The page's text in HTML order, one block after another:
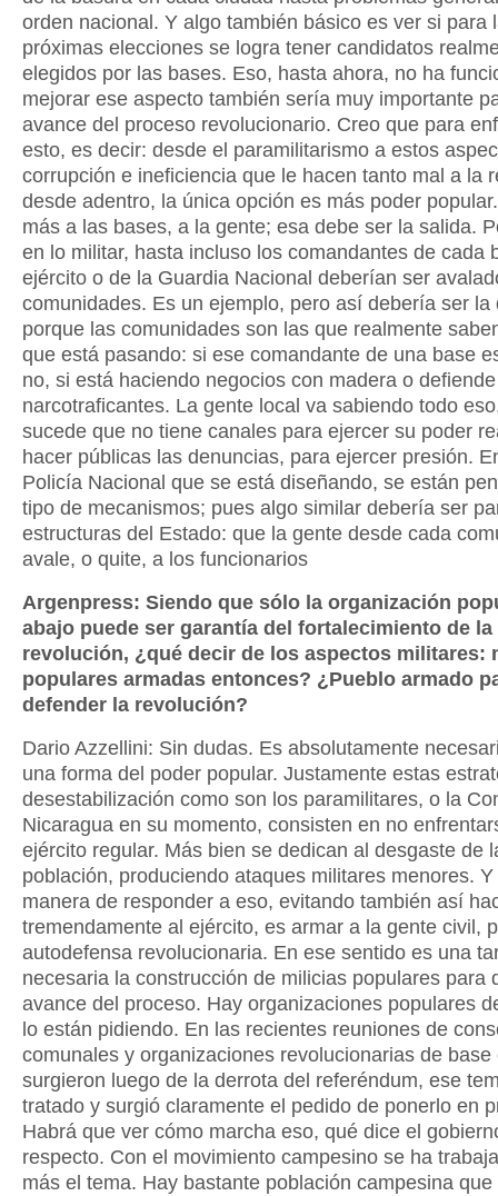
orden nacional. Y algo también básico es ver si para
próximas elecciones se logra tener candidatos
elegidos por las bases. Eso, hasta ahora, no ha
mejorar ese aspecto también sería muy importante
avance del proceso revolucionario. Creo que para
esto, es decir: desde el paramilitarismo a estos
corrupción e ineficiencia que le hacen tanto mal a la
desde adentro, la única opción es más poder
más a las bases, a la gente; esa debe ser la salida.
en lo militar, hasta incluso los comandantes de cada
ejército o de la Guardia Nacional deberían ser
comunidades. Es un ejemplo, pero así debería ser la
porque las comunidades son las que realmente
que está pasando: si ese comandante de una base
no, si está haciendo negocios con madera o
narcotraficantes. La gente local va sabiendo todo
sucede que no tiene canales para ejercer su poder
hacer públicas las denuncias, para ejercer presión.
Policía Nacional que se está diseñando, se están
tipo de mecanismos; pues algo similar debería ser
estructuras del Estado: que la gente desde cada
avale, o quite, a los funcionarios
Argenpress: Siendo que sólo la organización
abajo puede ser garantía del fortalecimiento de la
revolución, ¿qué decir de los aspectos militares:
populares armadas entonces? ¿Pueblo armado
defender la revolución?
Dario Azzellini: Sin dudas. Es absolutamente
una forma del poder popular. Justamente estas
desestabilización como son los paramilitares, o la
Nicaragua en su momento, consisten en no
ejército regular. Más bien se dedican al desgaste de
población, produciendo ataques militares menores.
manera de responder a eso, evitando también así
tremendamente al ejército, es armar a la gente civil,
autodefensa revolucionaria. En ese sentido es una
necesaria la construcción de milicias populares para
avance del proceso. Hay organizaciones populares
lo están pidiendo. En las recientes reuniones de
comunales y organizaciones revolucionarias de base
surgieron luego de la derrota del referéndum, ese
tratado y surgió claramente el pedido de ponerlo en
Habrá que ver cómo marcha eso, qué dice el
respecto. Con el movimiento campesino se ha
más el tema. Hay bastante población campesina que